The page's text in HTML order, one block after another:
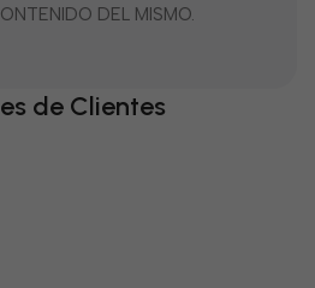
DEL MISMO.
de Clientes